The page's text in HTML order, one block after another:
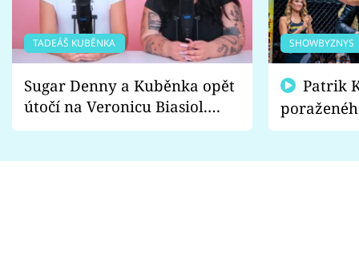
TADEÁŠ KUBĚNKA
Sugar Denny a Kuběnka opět
útočí na Veronicu Biasiol.
Proč je podle nich falešná a
SHOWBYZNYS
fanoušci